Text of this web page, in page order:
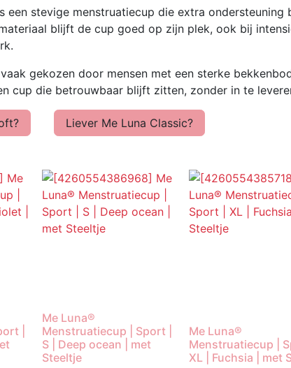
een stevige menstruatiecup die extra
blijft de cup goed op zijn plek, ook bij
gekozen door mensen met een sterke
cup die betrouwbaar blijft zitten, zonder in te
Liever Me Luna Classic?
|
Me Luna®
Menstruatiecup | Sport |
S | Deep ocean | met
Steeltje
Me Luna®
Menstruatiecup |
XL | Fuchsia | met